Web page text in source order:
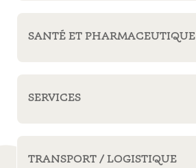
SANTÉ ET PHARMACEUTIQUE
SERVICES
TRANSPORT / LOGISTIQUE